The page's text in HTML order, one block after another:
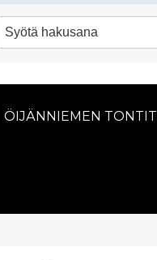
ÖIJÄNNIEMEN TONTIT